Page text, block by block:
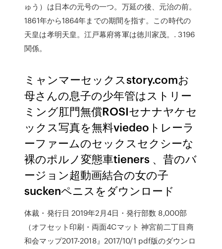
ゅう）は日本の元号の一つ。万延の後、元治の前。
1861年から1864年までの期間を指す。この時代の
天皇は孝明天皇。江戸幕府将軍は徳川家茂。. 3196
関係。
ミャンマーセックスstory.comお
母さんの息子の少年管はストリー
ミング肛門無償ROSIセナナヤケセ
ックス写真を無料viedeoトレーラ
ーファームのセックスセクシーな
裸のポルノ変態車tieners 、昔のバ
ージョン超動画結合の女の子
suckenペニスをダウンロード
体裁・発行日 2019年2月4日・発行部数 8,000部
（オフセット印刷・両面4Cマット 神宮前二丁目商
和会マップ2017-2018』2017/10/1 pdf版のダウンロ